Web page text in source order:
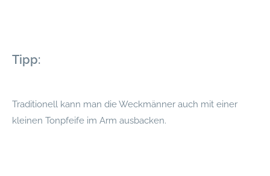
Tipp:
Traditionell kann man die Weckmänner auch mit einer
kleinen Tonpfeife im Arm ausbacken.